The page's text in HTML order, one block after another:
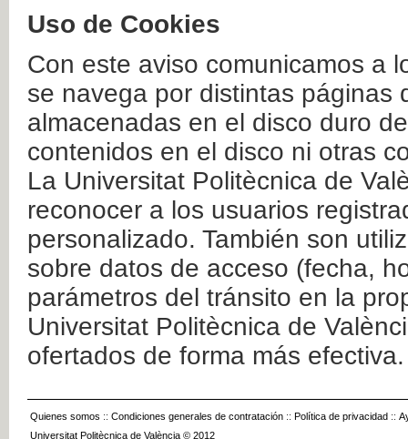
Uso de Cookies
Con este aviso comunicamos a
se navega por distintas páginas
almacenadas en el disco duro
contenidos en el disco ni otras
La Universitat Politècnica de
reconocer a los usuarios
personalizado. También son
sobre datos de acceso (fecha,
parámetros del tránsito en la
Universitat Politècnica de
ofertados de forma más efectiva.
Quienes somos :: Condiciones generales de contratación :: Política de privacidad ::
Universitat Politècnica de València © 2012